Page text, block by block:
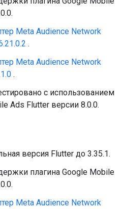
Meta Audience Network
.
Meta Audience Network
.
с использованием
Ads Flutter версии 8.0.0.
версия Flutter до 3.35.1.
плагина Google Mobile
Meta Audience Network